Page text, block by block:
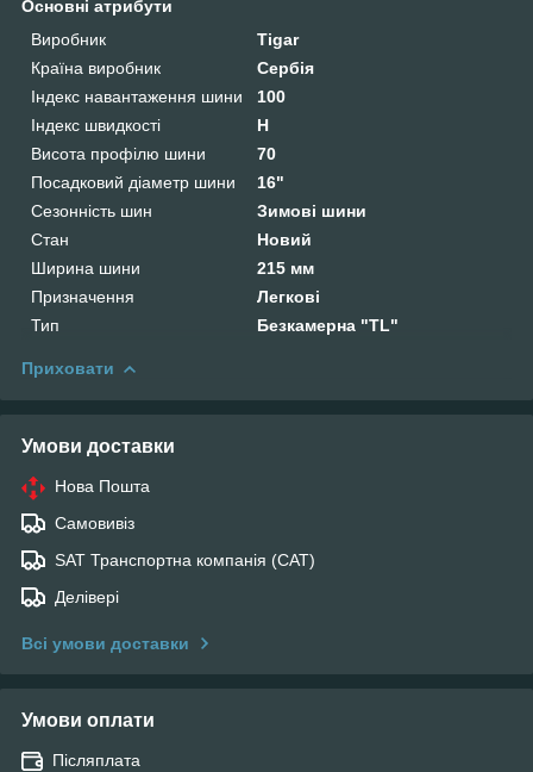
Основні атрибути
Виробник
Tigar
Країна виробник
Сербія
Індекс навантаження шини
100
Індекс швидкості
H
Висота профілю шини
70
Посадковий діаметр шини
16"
Сезонність шин
Зимові шини
Стан
Новий
Ширина шини
215 мм
Призначення
Легкові
Тип
Безкамерна "TL"
Приховати
Умови доставки
Нова Пошта
Самовивіз
SAT Транспортна компанія (САТ)
Делівері
Всі умови доставки
Умови оплати
Післяплата